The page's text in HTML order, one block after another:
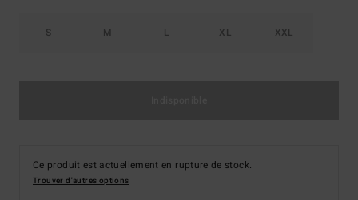
S M L XL XXL
Ce produit est actuellement en rupture de stock.
Trouver d'autres options